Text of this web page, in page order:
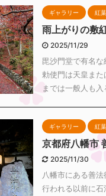
ギャラリー 紅葉
雨上がりの敷
2025/11/29
毘沙門堂で有名な
勅使門は天皇ま
までは一般人も
ギャラリー 紅葉
京都府八幡市
2025/11/30
八幡市にある善
行われる以前に